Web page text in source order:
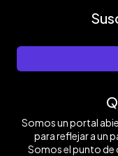
Somos un portal
para reflejar a un
Somos el punto de